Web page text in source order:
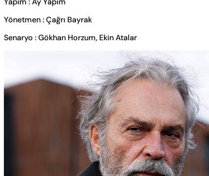
Yönetmen : Çağrı Bayrak
Senaryo : Gökhan Horzum, Ekin Atalar